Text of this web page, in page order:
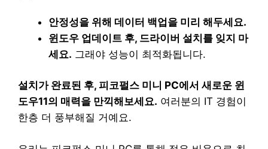
안정성을 위해 데이터 백업을 미리 해두세요.
윈도우 업데이트 후, 드라이버 설치를 잊지 마
세요. 그래야 성능이 최적화됩니다.
설치가 완료된 후, 피코펄스 미니 PC에서 새로운 윈
도우11의 매력을 만끽해보세요. 여러분의 IT 경험이
한층 더 풍부해질 거예요.